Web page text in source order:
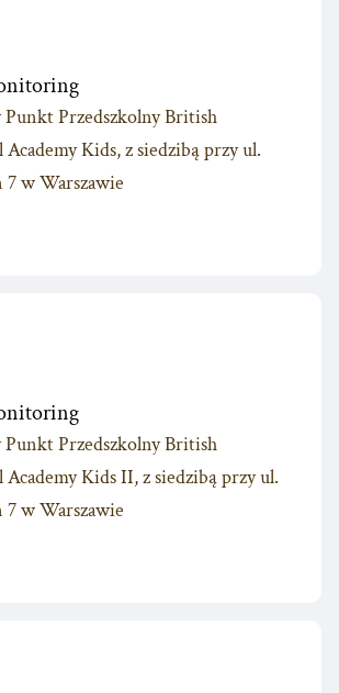
Przedszkolny British
Kids, z siedzibą przy ul.
7 w Warszawie
Przedszkolny British
Kids II, z siedzibą przy ul.
7 w Warszawie